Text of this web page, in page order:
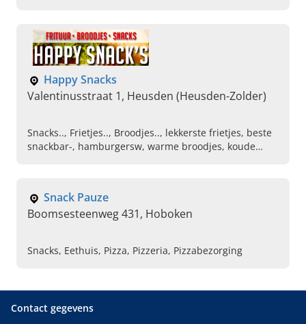
met terras, Snack goede reviews, Gezellige snackbar in
Betekom, Verse goedkope friet
Happy Snacks
Valentinusstraat 1, Heusden (Heusden-Zolder)
Snacks.., Frietjes.., Broodjes.., lekkerste frietjes, beste
snackbar-, hamburgersw, warme broodjes, koude
Snack Pauze
Boomsesteenweg 431, Hoboken
Snacks, Eethuis, Pizza, Pizzeria, Pizzabezorging
Contact gegevens